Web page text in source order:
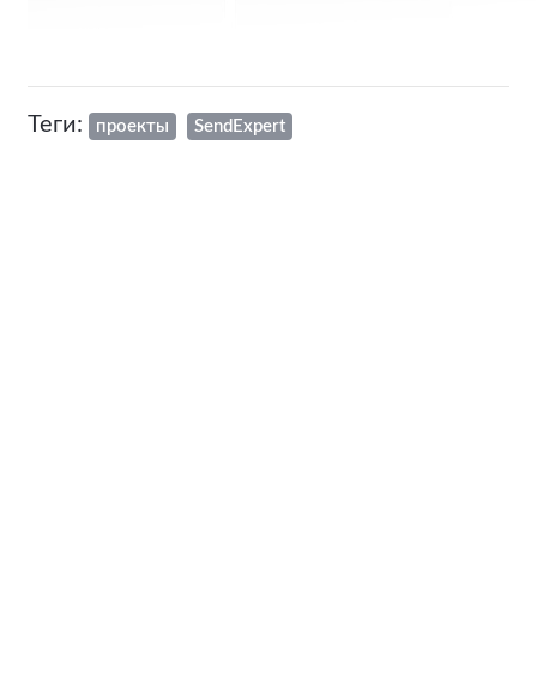
Теги: проекты SendExpert